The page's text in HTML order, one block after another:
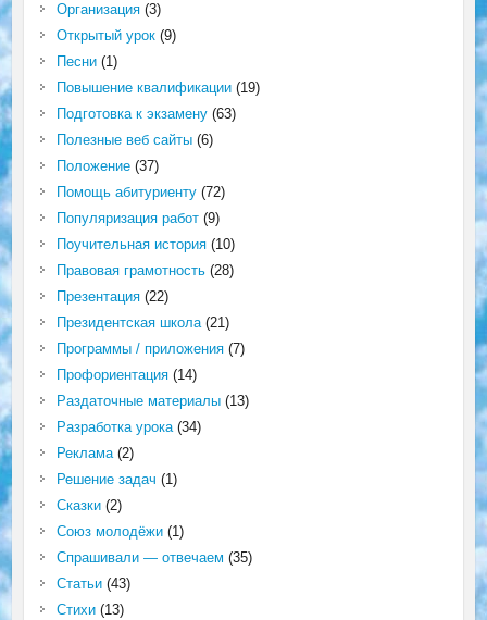
Организация(3)
Открытый урок(9)
Песни(1)
Повышение квалификации(19)
Подготовка к экзамену(63)
Полезные веб сайты(6)
Положение(37)
Помощь абитуриенту(72)
Популяризация работ(9)
Поучительная история(10)
Правовая грамотность(28)
Презентация(22)
Президентская школа(21)
Программы / приложения(7)
Профориентация(14)
Раздаточные материалы(13)
Разработка урока(34)
Реклама(2)
Решение задач (1)
Сказки(2)
Союз молодёжи(1)
Спрашивали — отвечаем (35)
Статьи(43)
Стихи(13)